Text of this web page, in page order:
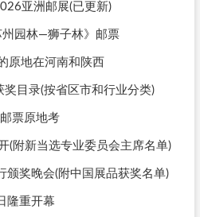
亚洲邮展(已更新)
园林—狮子林》邮票
原地在河南和陕西
目录(按省区市和行业分类)
票原地考
(附新当选专业委员会主席名单)
奖晚会(附中国展品获奖名单)
隆重开幕